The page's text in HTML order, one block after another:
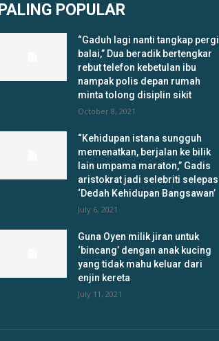
PALING POPULAR
“Gaduh lagi nanti tangkap pergi
balai,” Dua beradik bertengkar
rebut telefon kebetulan ibu
nampak polis depan rumah
minta tolong disiplin sikit
October 8, 2021
“Kehidupan istana sungguh
memenatkan, berjalan ke bilik
lain umpama maraton,” Gadis
aristokrat jadi selebriti selepas
‘Dedah Kehidupan Bangsawan’
July 6, 2021
Guna Oyen milik jiran untuk
‘bincang’ dengan anak kucing
yang tidak mahu keluar dari
enjin kereta
July 11, 2021